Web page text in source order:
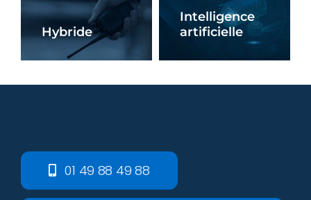
Hybride
Intelligence
artificielle
01 49 88 49 88